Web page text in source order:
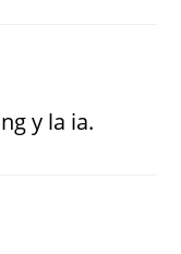
y la ia.